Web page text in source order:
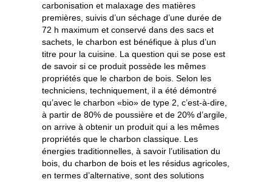
carbonisation et malaxage des matières
premières, suivis d’un séchage d’une durée de
72 h maximum et conservé dans des sacs et
sachets, le charbon est bénéfique à plus d’un
titre pour la cuisine. La question qui se pose est
de savoir si ce produit possède les mêmes
propriétés que le charbon de bois. Selon les
techniciens, techniquement, il a été démontré
qu’avec le charbon «bio» de type 2, c’est-à-dire,
à partir de 80% de poussière et de 20% d’argile,
on arrive à obtenir un produit qui a les mêmes
propriétés que le charbon classique. Les
énergies traditionnelles, à savoir l’utilisation du
bois, du charbon de bois et les résidus agricoles,
en termes d’alternative, sont des solutions